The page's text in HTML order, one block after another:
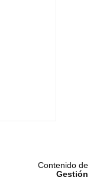
Contenido de
Gestión